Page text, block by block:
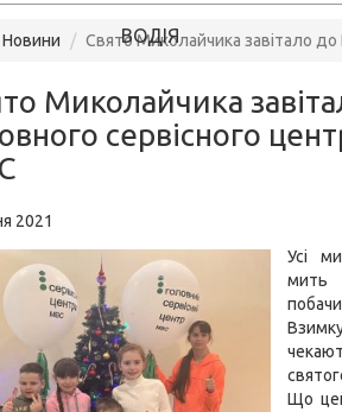
ВОДІЯ
Новини Свято Миколайчика завітало
Миколайчика
сервісного
2021
Усі
Що